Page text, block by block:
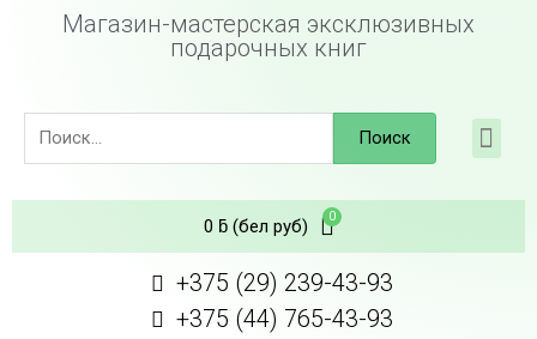
Магазин-мастерская эксклюзивных
подарочных книг
Поиск
0 ƃ(бел руб)
+375 (29) 239-43-93
+375 (44) 765-43-93